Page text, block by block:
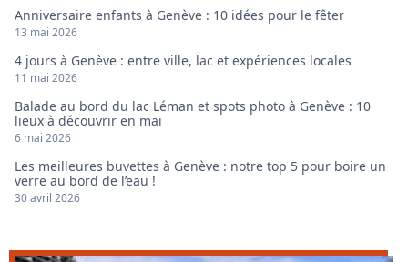
Anniversaire enfants à Genève : 10 idées pour le fêter
13 mai 2026
4 jours à Genève : entre ville, lac et expériences locales
11 mai 2026
Balade au bord du lac Léman et spots photo à Genève : 10
lieux à découvrir en mai
6 mai 2026
Les meilleures buvettes à Genève : notre top 5 pour boire un
verre au bord de l’eau !
30 avril 2026